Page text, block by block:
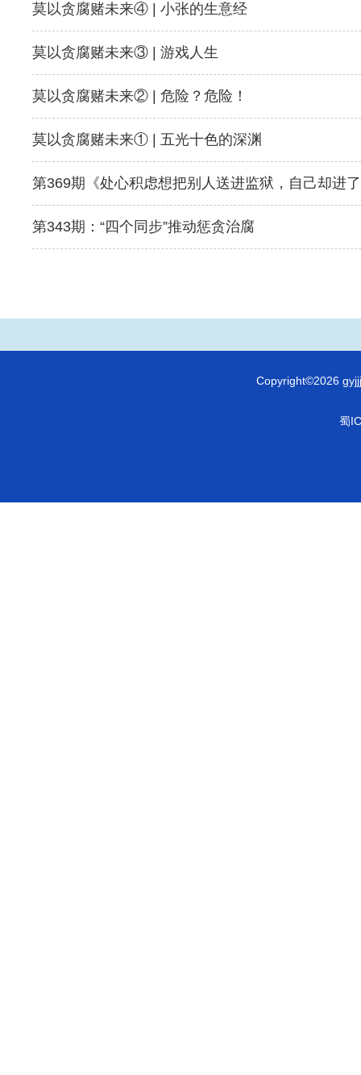
莫以贪腐赌未来④ | 小张的生意经
莫以贪腐赌未来③ | 游戏人生
莫以贪腐赌未来② | 危险？危险！
莫以贪腐赌未来① | 五光十色的深渊
第369期《处心积虑想把别人送进监狱，自己却进
第343期：“四个同步”推动惩贪治腐
Copyright©2026
蜀